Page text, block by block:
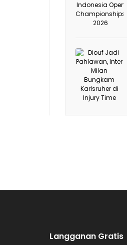
Langganan Gratis